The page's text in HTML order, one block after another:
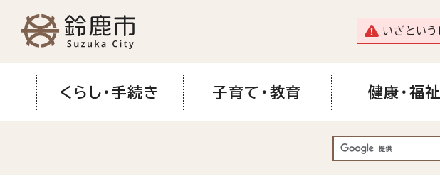
いざという
くらし・手続き 子育て・教育 健康・福祉